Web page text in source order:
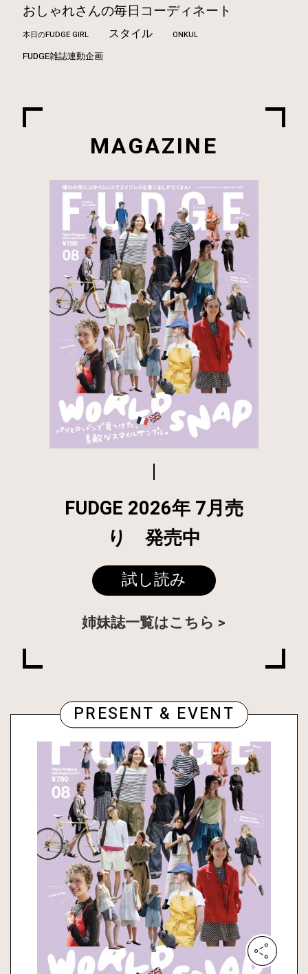
おしゃれさんの毎日コーディネート
本日のFUDGE GIRL スタイル ONKUL
FUDGE雑誌連動企画
MAGAZINE
FUDGE 2026年 7月売
り 発売中
試し読み
姉妹誌一覧はこちら
PRESENT & EVENT